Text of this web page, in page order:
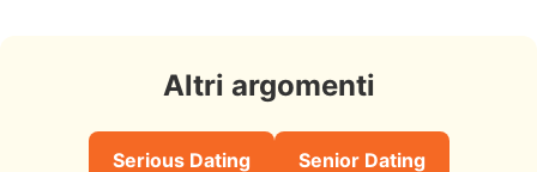
Altri argomenti
Serious Dating Senior Dating